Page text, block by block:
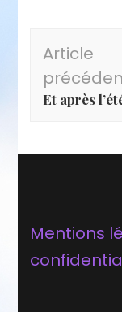
Article
Et après
Mentions